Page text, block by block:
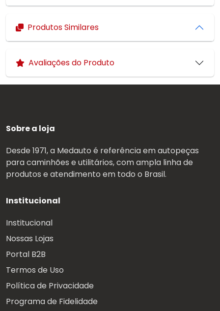
Produtos Similares
Avaliações do Produto
Sobre a loja
Desde 1971, a Medauto é referência em autopeças
para caminhões e utilitários, com ampla linha de
produtos e atendimento em todo o Brasil.
Institucional
Institucional
Nossas Lojas
Portal B2B
Termos de Uso
Política de Privacidade
Programa de Fidelidade